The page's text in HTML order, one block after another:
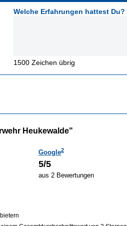
Welche Erfahrungen hattest Du?
1500 Zeichen übrig
Heukewalde"
Google2
5/5
aus 2 Bewertungen